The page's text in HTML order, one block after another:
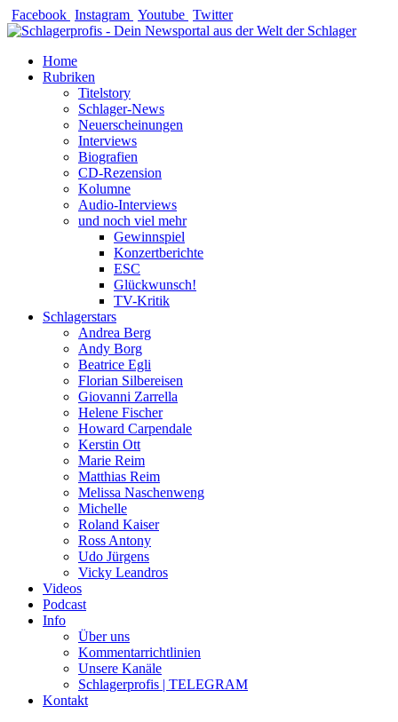
Zum
Inhalt
Facebook Instagram Youtube Twitter
Home
Rubriken
Titelstory
Schlager-News
Neuerscheinungen
Interviews
Biografien
CD-Rezension
Kolumne
Audio-Interviews
und noch viel mehr
Gewinnspiel
Konzertberichte
ESC
Glückwunsch!
TV-Kritik
Schlagerstars
Andrea Berg
Andy Borg
Beatrice Egli
Florian Silbereisen
Giovanni Zarrella
Helene Fischer
Howard Carpendale
Kerstin Ott
Marie Reim
Matthias Reim
Melissa Naschenweng
Michelle
Roland Kaiser
Ross Antony
Udo Jürgens
Vicky Leandros
Videos
Podcast
Info
Über uns
Kommentarrichtlinien
Unsere Kanäle
Schlagerprofis | TELEGRAM
Kontakt